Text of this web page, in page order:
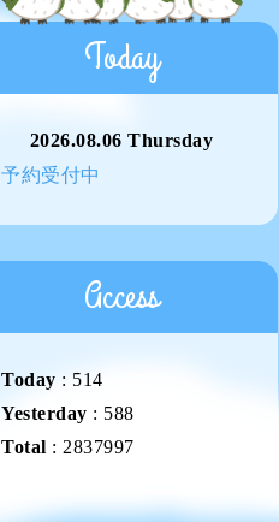
Today
2026.08.06 Thursday
予約受付中
Access
Today : 514
Yesterday : 588
Total : 2837997